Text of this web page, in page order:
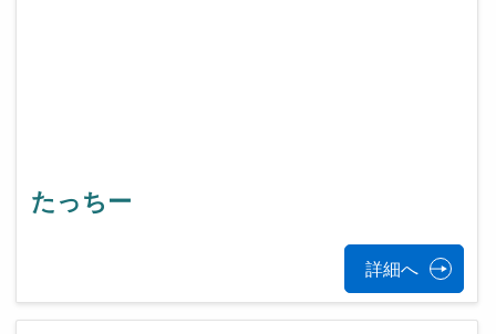
たっちー
詳細へ